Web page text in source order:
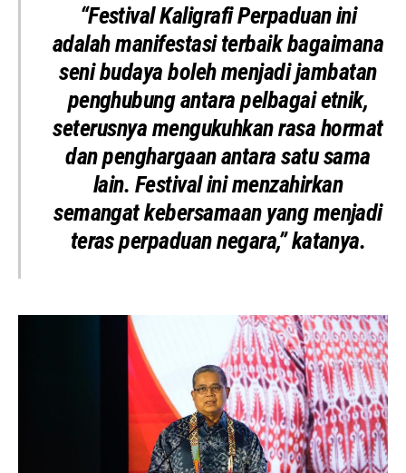
“Festival Kaligrafi Perpaduan ini
adalah manifestasi terbaik bagaimana
seni budaya boleh menjadi jambatan
penghubung antara pelbagai etnik,
seterusnya mengukuhkan rasa hormat
dan penghargaan antara satu sama
lain. Festival ini menzahirkan
semangat kebersamaan yang menjadi
teras perpaduan negara,” katanya.